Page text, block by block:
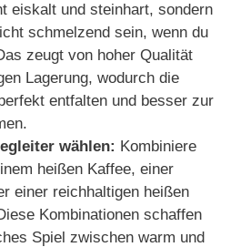
eiskalt und steinhart, sondern
schmelzend sein, wenn du
zeugt von hoher Qualität
Lagerung, wodurch die
entfalten und besser zur
wählen: Kombiniere
heißen Kaffee, einer
einer reichhaltigen heißen
Kombinationen schaffen
Spiel zwischen warm und